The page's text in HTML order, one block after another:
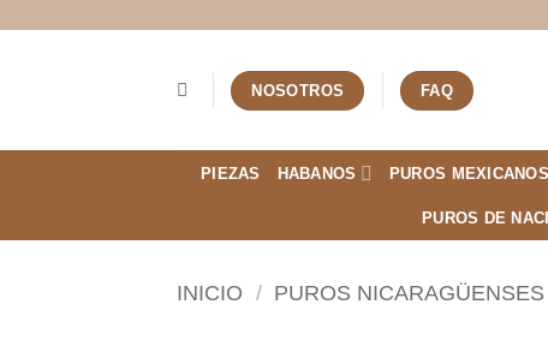
NOSOTROS FAQ
PIEZAS HABANOS PUROS MEXICANOS
PUROS DE
INICIO / PUROS NICARAGÜENSES